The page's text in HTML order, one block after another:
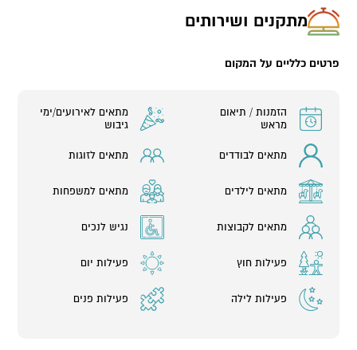
מתקנים ושירותים
פרטים כלליים על המקום
הזמנות / תיאום
מראש
מתאים לאירועים/ימי
גיבוש
מתאים לבודדים מתאים לזוגות
מתאים לילדים מתאים למשפחות
מתאים לקבוצות נגיש לנכים
פעילות חוץ פעילות יום
פעילות לילה פעילות פנים